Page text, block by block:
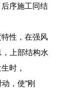
序施工同结
性，在强风
上部结构水
时，
，使“刚